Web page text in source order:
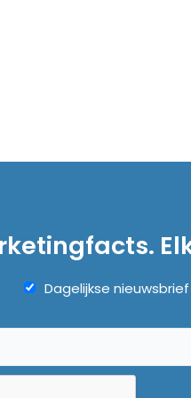
Dagelijkse nieuwsbrief